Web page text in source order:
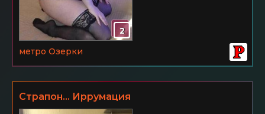
2
метро Озерки
Страпон... Иррумация